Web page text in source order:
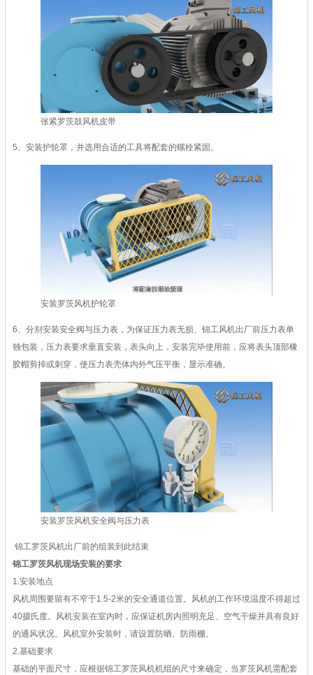
张紧罗茨鼓风机皮带
5、安装护轮罩，并选用合适的工具将配套的螺栓紧固。
安装罗茨风机护轮罩
6、分别安装安全阀与压力表，为保证压力表无损、锦工风机出厂前压力表单
独包装，压力表要求垂直安装，表头向上，安装完毕使用前，应将表头顶部橡
胶帽剪掉或刺穿，使压力表壳体内外气压平衡，显示准确。
安装罗茨风机安全阀与压力表
锦工罗茨风机出厂前的组装到此结束
锦工罗茨风机现场安装的要求
1.安装地点
风机周围要留有不窄于1.5-2米的安全通道位置。风机的工作环境温度不得超过
40摄氏度。风机安装在室内时，应保证机房内照明充足、空气干燥并具有良好
的通风状况。风机室外安装时，请设置防晒、防雨棚。
2.基础要求
基础的平面尺寸，应根据锦工罗茨风机机组的尺寸来确定，当罗茨风机需配套